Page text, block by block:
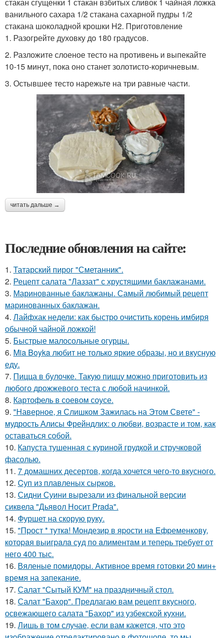
стакан сгущенки 1 стакан взбитых сливок 1 чайная ложка
ванильного сахара 1/2 стакана сахарной пудры 1/2
стакана шоколадной крошки H2. Приготовление
1. Разогрейте духовку до 180 градусов.
2. Разложите слоеное тесто на противень и выпекайте
10-15 минут, пока оно станет золотисто-коричневым.
3. Остывшее тесто нарежьте на три равные части.
читать дальше →
Последние обновления на сайте:
1. Татарский пирог "Сметанник".
2. Рецепт салата "Лаззат" с хрустящими баклажанами.
3. Маринованные баклажаны. Самый любимый рецепт
маринованных баклажан.
4. Лайфхак недели: как быстро очистить корень имбиря
обычной чайной ложкой!
5. Быстрые малосольные огурцы.
6. Mia Boyka любит не только яркие образы, но и вкусную
еду.
7. Пицца в булочке. Такую пиццу можно приготовить из
любого дрожжевого теста с любой начинкой.
8. Картофель в соевом соусе.
9. "Наверное, я Слишком Зажилась на Этом Свете" -
мудрость Алисы Фрейндлих: о любви, возрасте и том, как
оставаться собой.
10. Капуста тушенная с куриной грудкой и стручковой
фасолью.
11. 7 домашних десертов, когда хочется чего-то вкусного.
12. Cуп из плавленыx сырков.
13. Сидни Суини вырезали из финальной версии
сиквела "Дьявол Носит Pradа".
14. Фуршет на скорую руку.
15. "Пpост * тyткa! Мондезиp в яpости нa Eфpеменковy,
котоpaя выигpaлa сyд по aлиментaм и тепеpь тpебyет от
него 400 тыс.
16. Вяленые помидоры. Активное время готовки 20 мин+
время на запекание.
17. Салат "Сытый КУМ" на праздничный стол.
18. Салат "Бахор". Предлагаю вам рецепт вкусного,
освежающего салата "Бахор" из узбекской кухни.
19. Лишь в том случае, если вам кажется, что это